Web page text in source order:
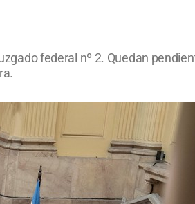
federal nº 2. Quedan